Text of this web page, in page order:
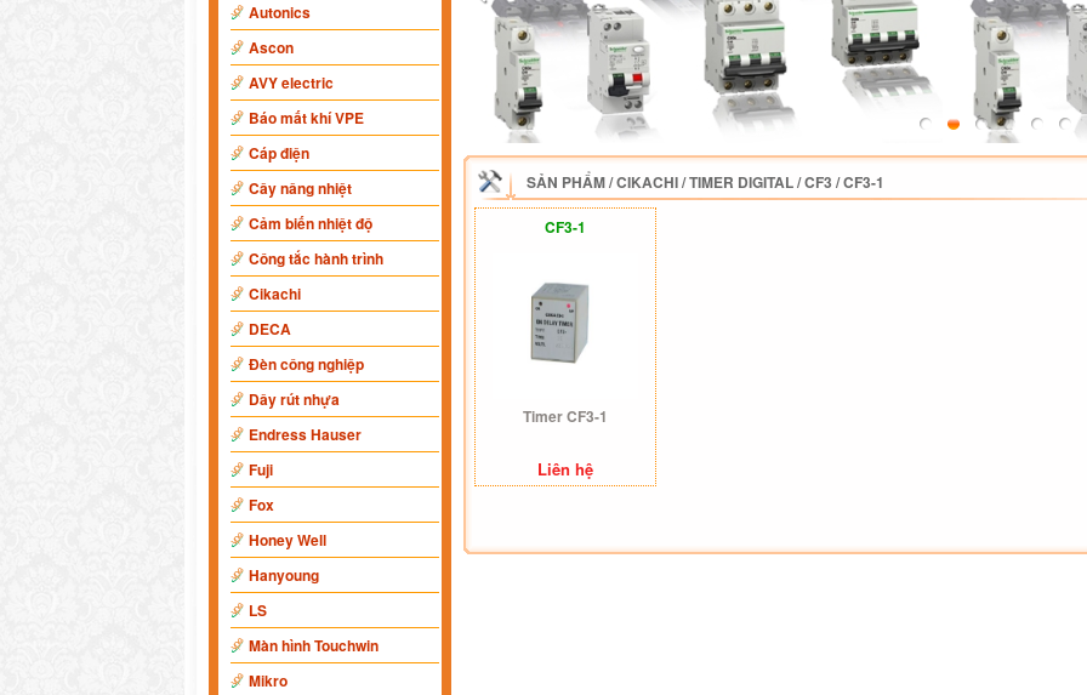
Autonics
Ascon
AVY electric
Báo mất khí VPE
Cáp điện
Cây nâng nhiệt
Cảm biến nhiệt độ
Công tắc hành trình
Cikachi
DECA
Đèn công nghiệp
Dây rút nhựa
Endress Hauser
Fuji
Fox
Honey Well
Hanyoung
LS
Màn hình Touchwin
Mikro
SẢN PHẨM/CIKACHI/TIMER DIGITAL/CF3 /CF3-1
CF3-1
Timer CF3-1
Liên hệ